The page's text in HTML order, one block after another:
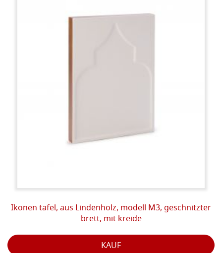
Ikonen tafel, aus Lindenholz, modell M3, geschnitzter
brett, mit kreide
KAUF